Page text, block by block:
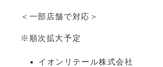
＜一部店舗で対応＞
※順次拡大予定
イオンリテール株式会社